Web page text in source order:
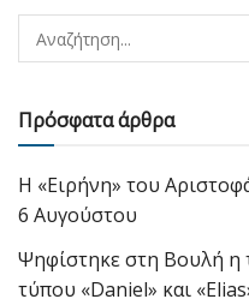
Πρόσφατα άρθρα
Η «Ειρήνη» του
6 Αυγούστου
Ψηφίστηκε στη Βουλή η
τύπου «Daniel» και